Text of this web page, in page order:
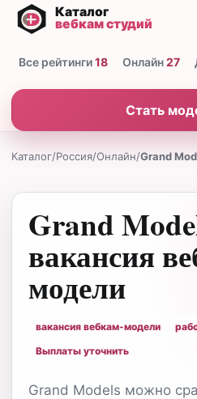
Все рейтинги18 Онлайн27
Стать
Каталог/Россия/Онлайн/Grand
Grand
вакансия
модели
вакансия вебкам-модели
Выплаты уточнить
Grand Models можно